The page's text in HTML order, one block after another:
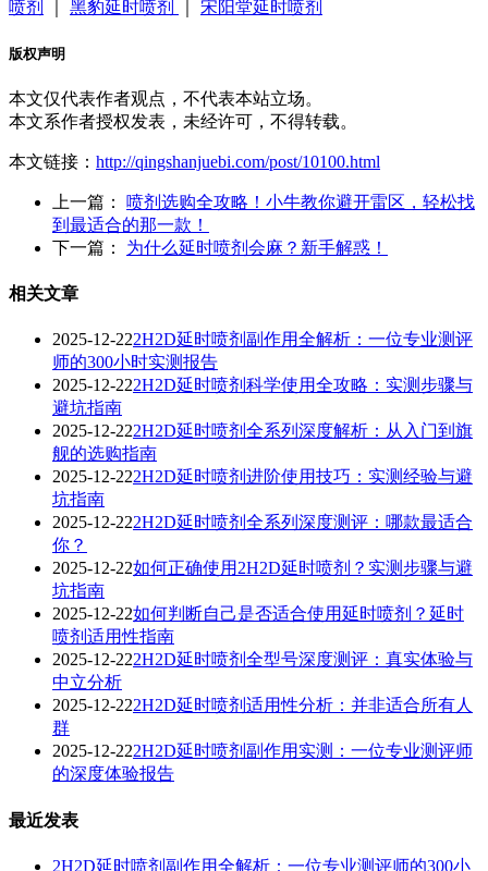
喷剂 黑豹延时喷剂 宋阳堂延时喷剂
版权声明
本文仅代表作者观点，不代表本站立场。
本文系作者授权发表，未经许可，不得转载。
本文链接： http://qingshanjuebi.com/post/10100.html
上一篇： 喷剂选购全攻略！小牛教你避开雷区，轻松找
到最适合的那一款！
下一篇： 为什么延时喷剂会麻？新手解惑！
相关文章
2025-12-222H2D延时喷剂副作用全解析：一位专业测评
师的300小时实测报告
2025-12-222H2D延时喷剂科学使用全攻略：实测步骤与
避坑指南
2025-12-222H2D延时喷剂全系列深度解析：从入门到旗
舰的选购指南
2025-12-222H2D延时喷剂进阶使用技巧：实测经验与避
坑指南
2025-12-222H2D延时喷剂全系列深度测评：哪款最适合
你？
2025-12-22如何正确使用2H2D延时喷剂？实测步骤与避
坑指南
2025-12-22如何判断自己是否适合使用延时喷剂？延时
喷剂适用性指南
2025-12-222H2D延时喷剂全型号深度测评：真实体验与
中立分析
2025-12-222H2D延时喷剂适用性分析：并非适合所有人
群
2025-12-222H2D延时喷剂副作用实测：一位专业测评师
的深度体验报告
最近发表
2H2D延时喷剂副作用全解析：一位专业测评师的300小